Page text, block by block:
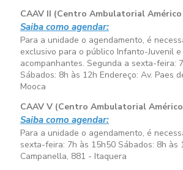
CAAV II (Centro Ambulatorial
Saiba como agendar:
Para a unidade o agendamento, é
exclusivo para o público Infanto-Juvenil
acompanhantes. Segunda a sexta-feira:
Sábados: 8h às 12h Endereço: Av. Paes
Mooca
CAAV V (Centro Ambulatorial
Saiba como agendar:
Para a unidade o agendamento, é
sexta-feira: 7h às 15h50 Sábados: 8h às
Campanella, 881 - Itaquera